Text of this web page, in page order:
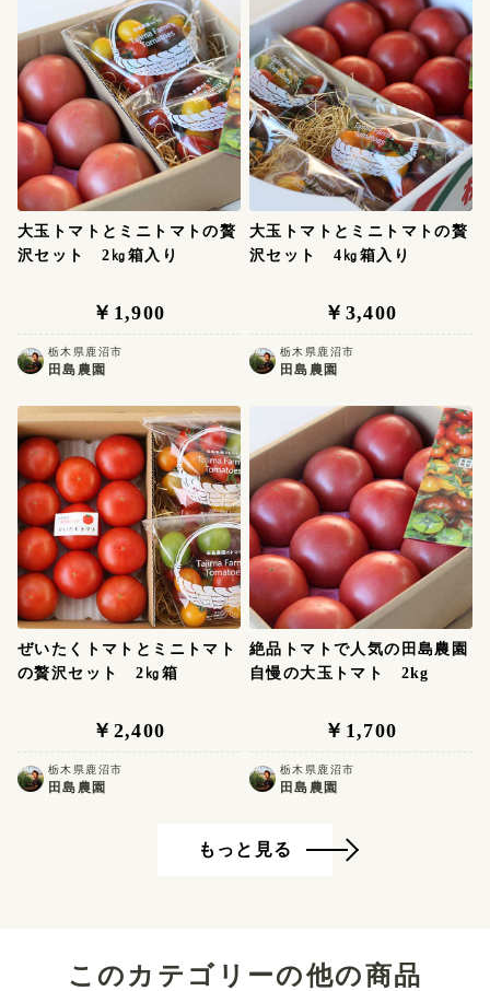
大玉トマトとミニトマトの贅
沢セット 2㎏箱入り
￥1,900
栃木県鹿沼市
田島農園
大玉トマトとミニトマトの贅
沢セット 4㎏箱入り
￥3,400
栃木県鹿沼市
田島農園
ぜいたくトマトとミニトマト
の贅沢セット 2㎏箱
￥2,400
栃木県鹿沼市
田島農園
絶品トマトで人気の田島農園
自慢の大玉トマト 2kg
￥1,700
栃木県鹿沼市
田島農園
もっと見る
このカテゴリーの他の商品